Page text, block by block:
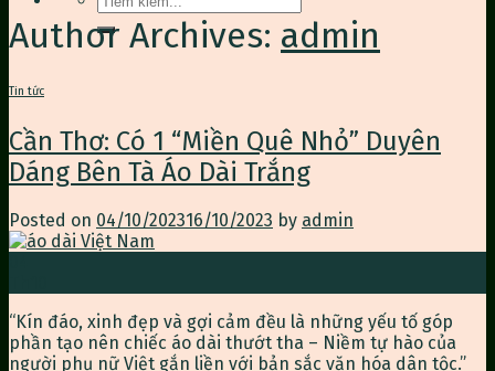
kiếm:
Author Archives: admin
Tin tức
Cần Thơ: Có 1 “Miền Quê Nhỏ” Duyên
Dáng Bên Tà Áo Dài Trắng
Posted on 04/10/202316/10/2023 by admin
“Kín đáo, xinh đẹp và gợi cảm đều là những yếu tố góp
phần tạo nên chiếc áo dài thướt tha – Niềm tự hào của
người phụ nữ Việt gắn liền với bản sắc văn hóa dân tộc.”